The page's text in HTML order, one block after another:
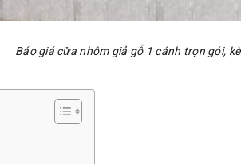
Báo giá cửa nhôm giả gỗ 1 cánh trọn gói,